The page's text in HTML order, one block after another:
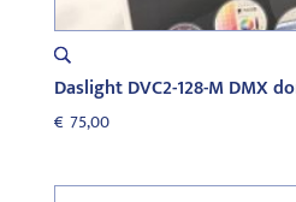
Daslight DVC2-128-M DMX
€ 75,00